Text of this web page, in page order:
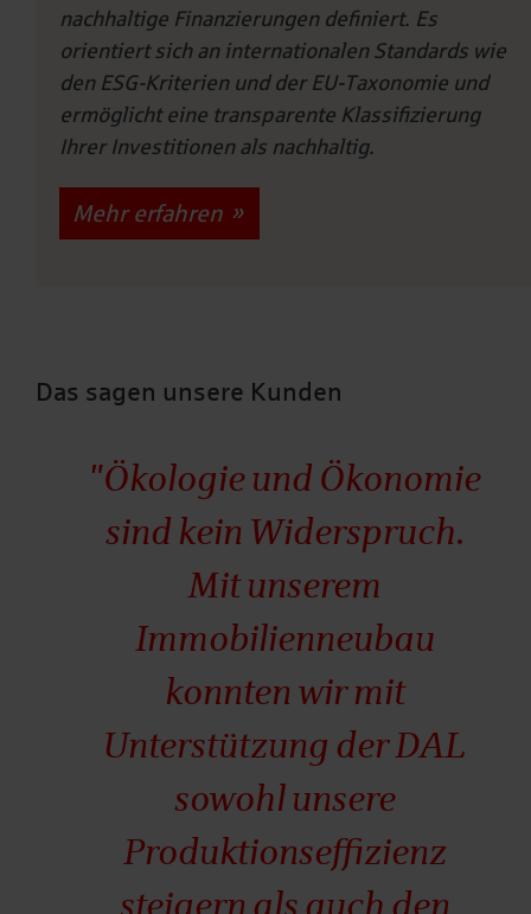
nachhaltige Finanzierungen definiert. Es
orientiert sich an internationalen Standards wie
den ESG-Kriterien und der EU-Taxonomie und
ermöglicht eine transparente Klassifizierung
Ihrer Investitionen als nachhaltig.
Mehr erfahren
Das sagen unsere Kunden
"Ökologie und Ökonomie
sind kein Widerspruch.
Mit unserem
Immobilienneubau
konnten wir mit
Unterstützung der DAL
sowohl unsere
Produktionseffizienz
steigern als auch den